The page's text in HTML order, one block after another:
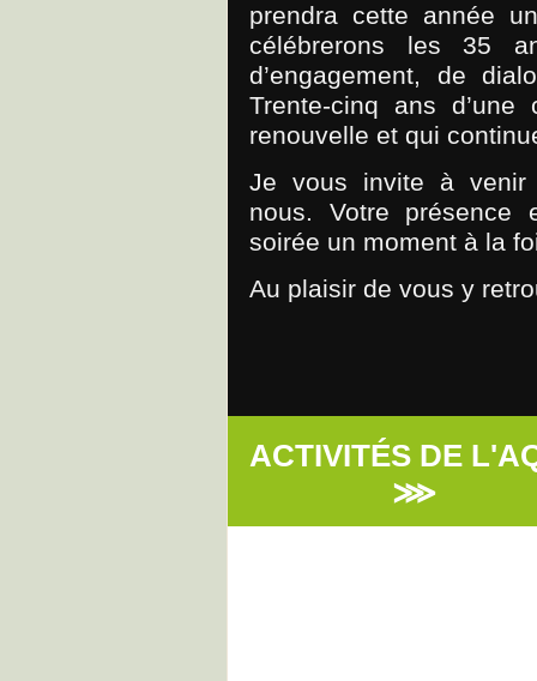
prendra cette année
célébrerons les 35
d’engagement, de
Trente-cinq ans
renouvelle et qui
Je vous invite à venir
nous. Votre présence
soirée un moment à la
Au plaisir de vous y
⋙